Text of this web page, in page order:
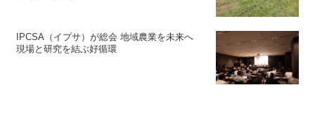
IPCSA（イプサ）が総会 地域農業を未来へ
現場と研究を結ぶ好循環